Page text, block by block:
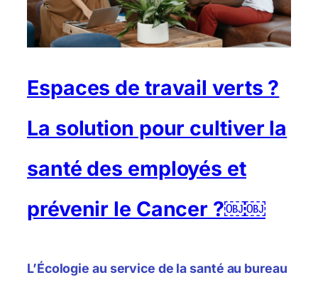
Espaces de travail verts ?
La solution pour cultiver la
santé des employés et
prévenir le Cancer ?￼￼
L’Écologie au service de la santé au bureau